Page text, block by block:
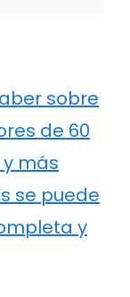
sobre
de 60
más
se puede
y